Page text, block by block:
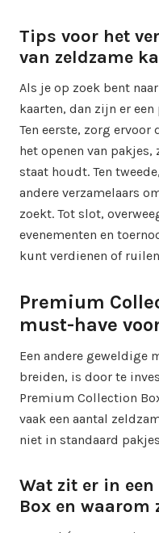
Tips voor het
van zeldzame
Als je op zoek bent
kaarten, dan zijn er
Ten eerste, zorg
het openen van
staat houdt. Ten
andere verzamelaars
zoekt. Tot slot,
evenementen en
kunt verdienen of
Premium
must-have
Een andere geweldige
breiden, is door te
Premium Collection
vaak een aantal
niet in standaard
Wat zit er in
Box en waarom